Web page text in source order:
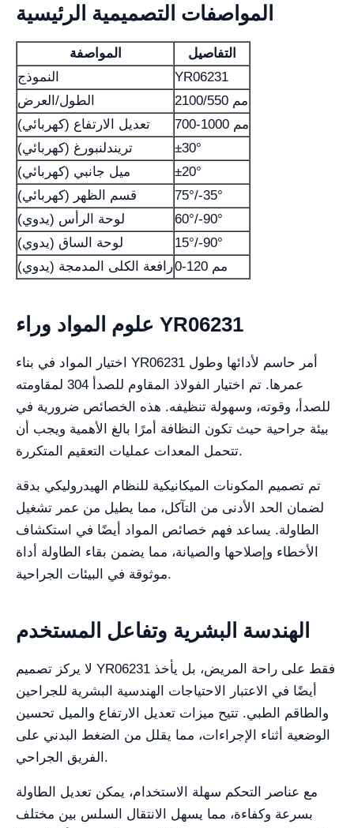
المواصفات التصميمية الرئيسية
المواصفة
التفاصيل
النموذج
YR06231
الطول/العرض
2100/550 مم
تعديل الارتفاع (كهربائي)
700-1000 مم
تريندلنبورغ (كهربائي)
±30°
ميل جانبي (كهربائي)
±20°
قسم الظهر (كهربائي)
75°/-35°
لوحة الرأس (يدوي)
60°/-90°
لوحة الساق (يدوي)
15°/-90°
رافعة الكلى المدمجة (يدوي)
0-120 مم
علوم المواد وراء YR06231
اختيار المواد في بناء YR06231 أمر حاسم لأدائها وطول
عمرها. تم اختيار الفولاذ المقاوم للصدأ 304 لمقاومته
للصدأ، وقوته، وسهولة تنظيفه. هذه الخصائص ضرورية في
بيئة جراحية حيث تكون النظافة أمرًا بالغ الأهمية ويجب أن
تتحمل المعدات عمليات التعقيم المتكررة.
تم تصميم المكونات الميكانيكية للنظام الهيدروليكي بدقة
لضمان الحد الأدنى من التآكل، مما يطيل من عمر تشغيل
الطاولة. يساعد فهم خصائص المواد أيضًا في استكشاف
الأخطاء وإصلاحها والصيانة، مما يضمن بقاء الطاولة أداة
موثوقة في البيئات الجراحية.
الهندسة البشرية وتفاعل المستخدم
لا يركز تصميم YR06231 فقط على راحة المريض، بل يأخذ
أيضًا في الاعتبار الاحتياجات الهندسية البشرية للجراحين
والطاقم الطبي. تتيح ميزات تعديل الارتفاع والميل تحسين
الوضعية أثناء الإجراءات، مما يقلل من الضغط البدني على
الفريق الجراحي.
مع عناصر التحكم سهلة الاستخدام، يمكن تعديل الطاولة
بسرعة وكفاءة، مما يسهل الانتقال السلس بين مختلف